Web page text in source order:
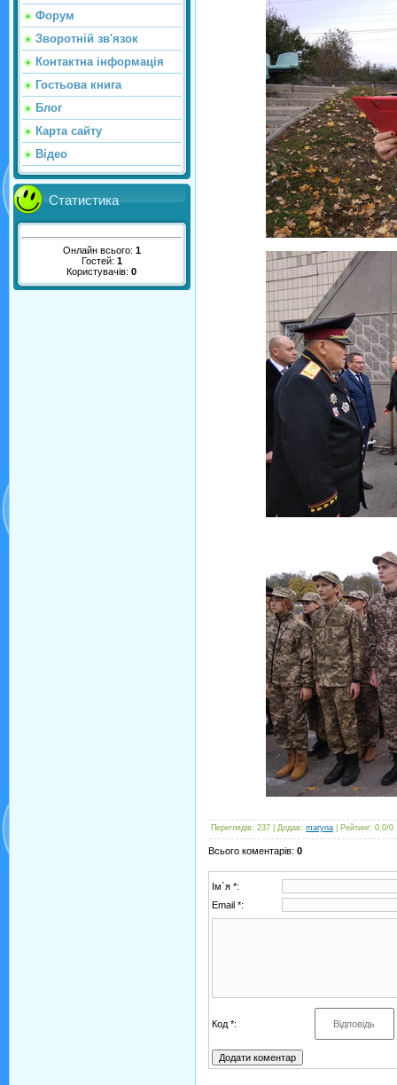
Форум
Зворотній зв'язок
Контактна інформація
Гостьова книга
Блог
Карта сайту
Відео
Статистика
Онлайн всього: 1
Гостей: 1
Користувачів:0
Переглядів: 237 Додав: maryna Рейтинг: 0.0/0
Всього коментарів: 0
Ім`я *:
Email *:
Код *: